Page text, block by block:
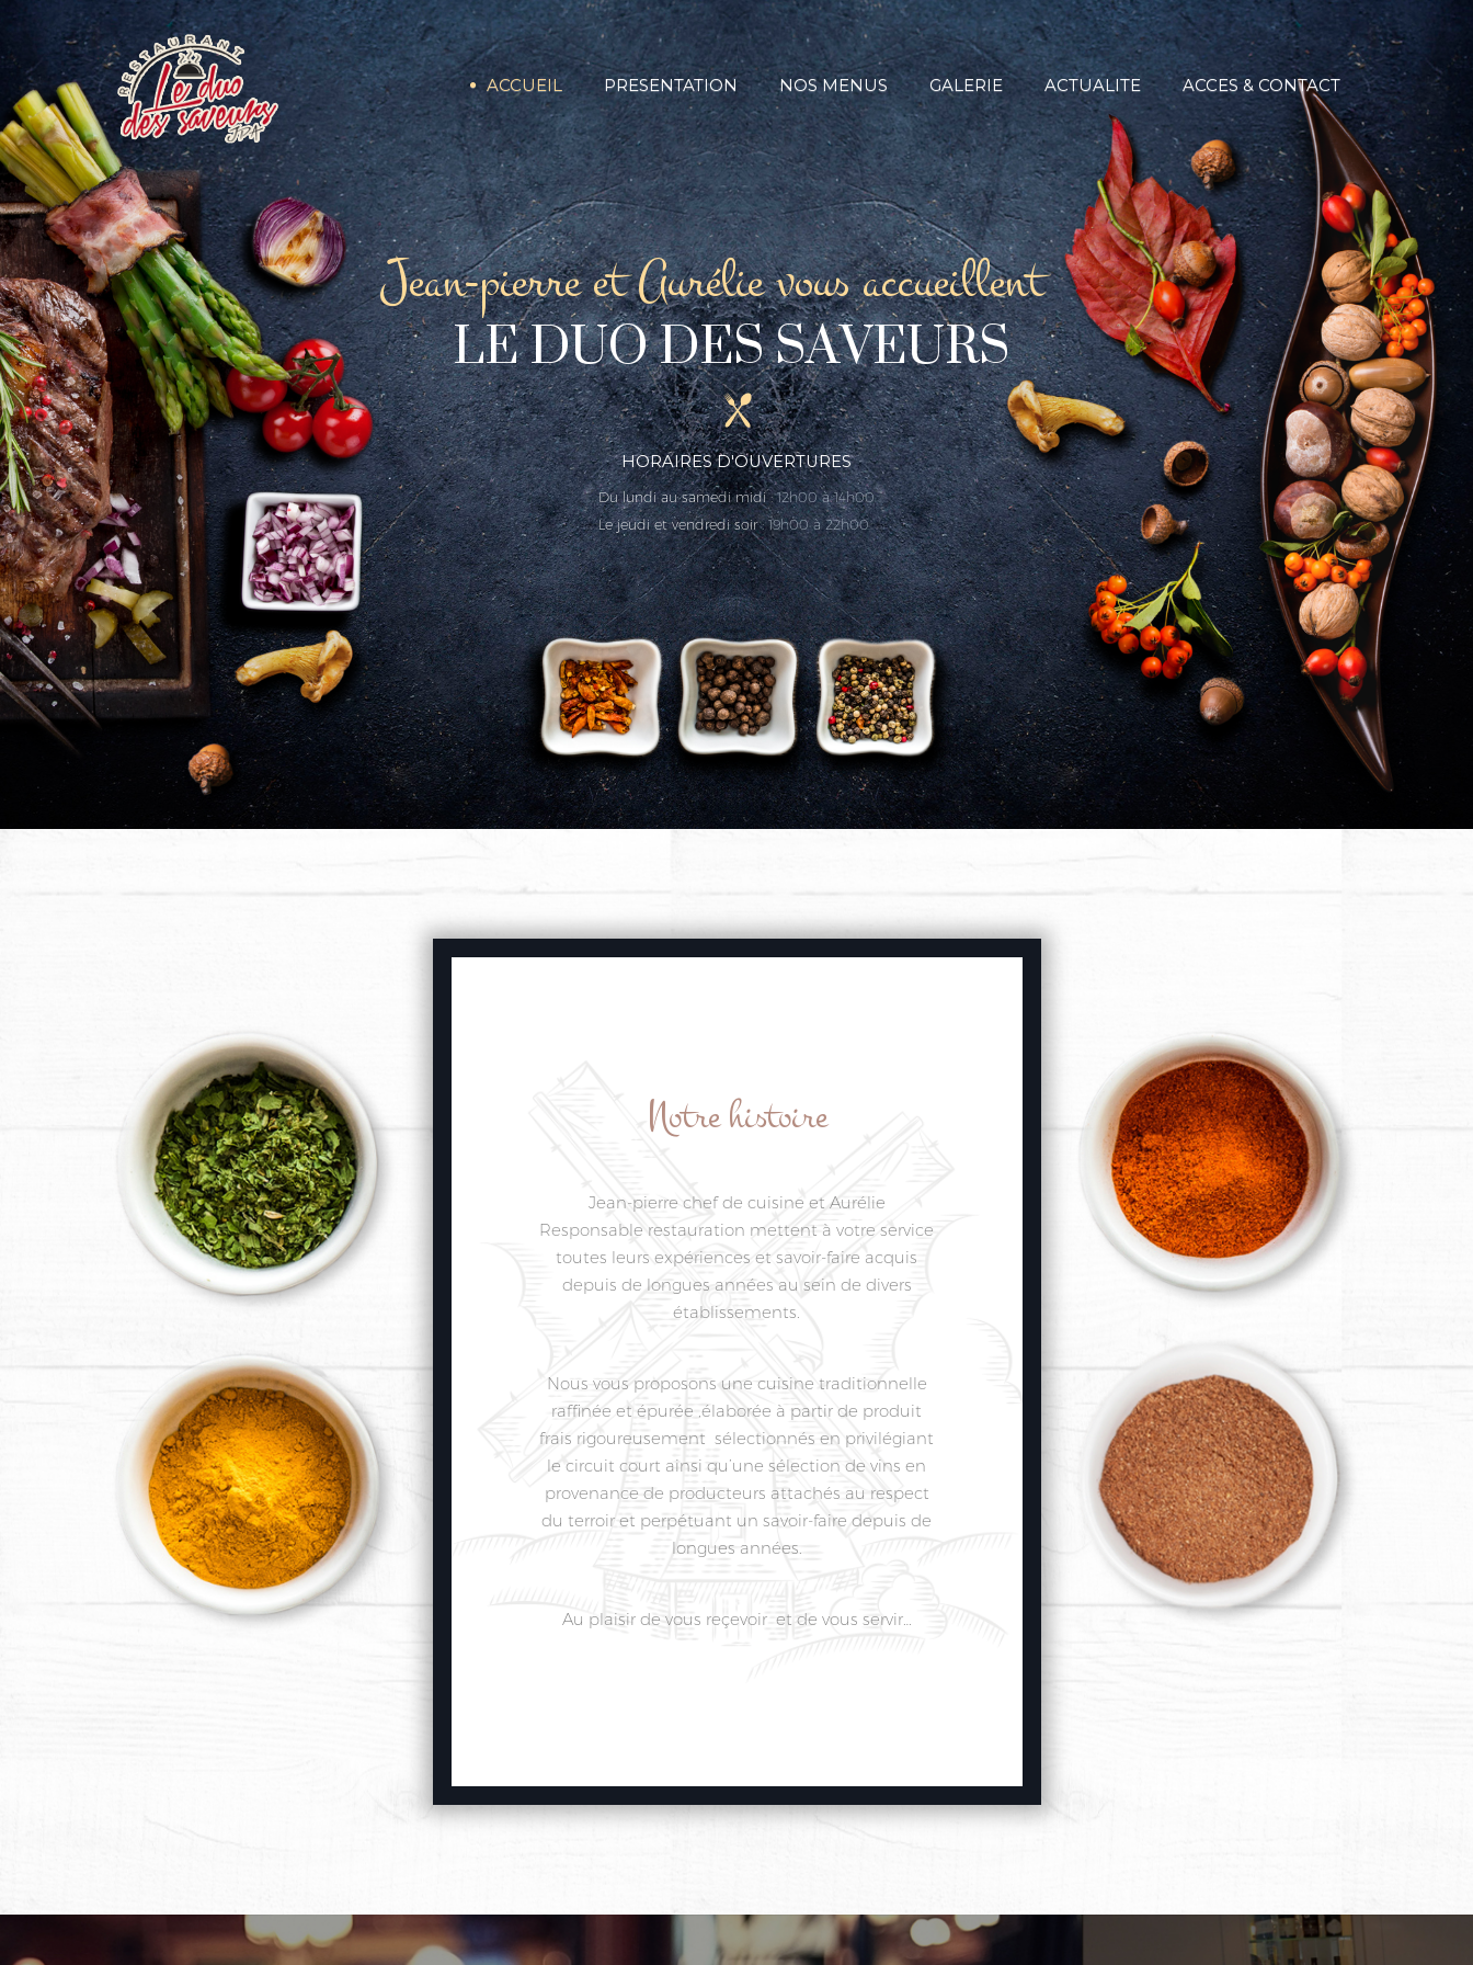
ACCUEIL PRESENTATION NOS MENUS GALERIE ACTUALITE ACCES & CONTACT
Jean-pierre et Aurélie vous accueillent
LE DUO DES SAVEURS
HORAIRES D'OUVERTURES
Du lundi au samedi midi :12h00 à 14h00
Le jeudi et vendredi soir :19h00 à 22h00
Notre histoire
Jean-pierre chef de cuisine et Aurélie
Responsable restauration mettent à votre service
toutes leurs expériences et savoir-faire acquis
depuis de longues années au sein de divers
établissements.
Nous vous proposons une cuisine traditionnelle
raffinée et épurée ,élaborée à partir de produit
frais rigoureusement sélectionnés en privilégiant
le circuit court ainsi qu’une sélection de vins en
provenance de producteurs attachés au respect
du terroir et perpétuant un savoir-faire depuis de
longues années.
Au plaisir de vous reçevoir et de vous servir…